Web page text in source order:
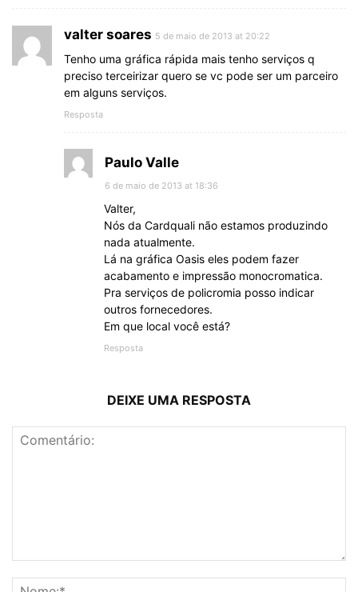
valter soares 5 de maio de 2013 at 20:22
Tenho uma gráfica rápida mais tenho serviços q
preciso terceirizar quero se vc pode ser um parceiro
em alguns serviços.
Resposta
Paulo Valle
6 de maio de 2013 at 18:36
Valter,
Nós da Cardquali não estamos produzindo
nada atualmente.
Lá na gráfica Oasis eles podem fazer
acabamento e impressão monocromatica.
Pra serviços de policromia posso indicar
outros fornecedores.
Em que local você está?
Resposta
DEIXE UMA RESPOSTA